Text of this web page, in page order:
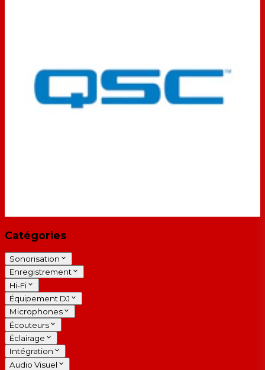
Catégories
Sonorisation
Enregistrement
Hi-Fi
Équipement DJ
Microphones
Écouteurs
Éclairage
Intégration
Audio Visuel